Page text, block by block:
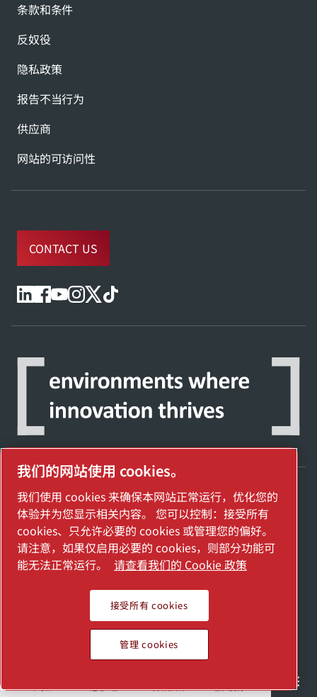
半导体 通用工业 与我们交流 加入我们
条款和条件
反奴役
隐私政策
报告不当行为
供应商
网站的可访问性
CONTACT US
探索阿特拉斯·科普柯集团如何利用科技变革
未来。
访问Atlas Copco Group网站
Atlas Copco Group的一部分
2025埃地沃兹贸易（上海）有限公司保留所有权利
沪公网安备： 31011502018958号
沪ICP备2024098810号-2
我们的网站使用 cookies。
我们使用 cookies 来确保本网站正常运行，优化您的
体验并为您显示相关内容。 您可以控制：接受所有
cookies、只允许必要的 cookies 或管理您的偏好。
请注意，如果仅启用必要的 cookies，则部分功能可
能无法正常运行。
请查看我们的 Cookie 政策
接受所有 cookies
管理 cookies